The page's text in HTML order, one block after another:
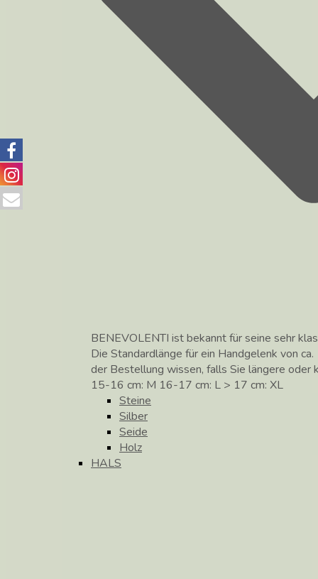
BENEVOLENTI ist bekannt für seine sehr
Die Standardlänge für ein Handgelenk von
der Bestellung wissen, falls Sie längere oder
15-16 cm: M 16-17 cm: L > 17 cm: XL
Steine
Silber
Seide
Holz
HALS